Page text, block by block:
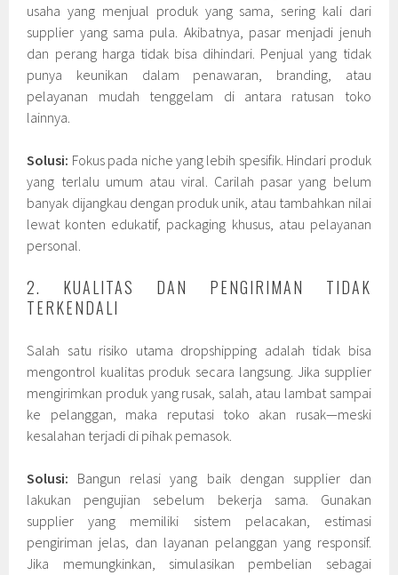
usaha yang menjual produk yang sama, sering kali dari
supplier yang sama pula. Akibatnya, pasar menjadi jenuh
dan perang harga tidak bisa dihindari. Penjual yang tidak
punya keunikan dalam penawaran, branding, atau
pelayanan mudah tenggelam di antara ratusan toko
lainnya.
Solusi: Fokus pada niche yang lebih spesifik. Hindari produk
yang terlalu umum atau viral. Carilah pasar yang belum
banyak dijangkau dengan produk unik, atau tambahkan nilai
lewat konten edukatif, packaging khusus, atau pelayanan
personal.
2. KUALITAS DAN PENGIRIMAN TIDAK
TERKENDALI
Salah satu risiko utama dropshipping adalah tidak bisa
mengontrol kualitas produk secara langsung. Jika supplier
mengirimkan produk yang rusak, salah, atau lambat sampai
ke pelanggan, maka reputasi toko akan rusak—meski
kesalahan terjadi di pihak pemasok.
Solusi: Bangun relasi yang baik dengan supplier dan
lakukan pengujian sebelum bekerja sama. Gunakan
supplier yang memiliki sistem pelacakan, estimasi
pengiriman jelas, dan layanan pelanggan yang responsif.
Jika memungkinkan, simulasikan pembelian sebagai